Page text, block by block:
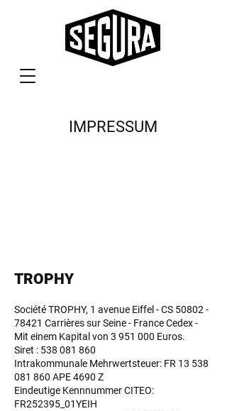
IMPRESSUM
TROPHY
Société TROPHY, 1 avenue Eiffel - CS 50802 -
78421 Carrières sur Seine - France Cedex -
Mit einem Kapital von 3 951 000 Euros.
Siret : 538 081 860
Intrakommunale Mehrwertsteuer: FR 13 538
081 860 APE 4690 Z
Eindeutige Kennnummer CITEO:
FR252395_01YEIH